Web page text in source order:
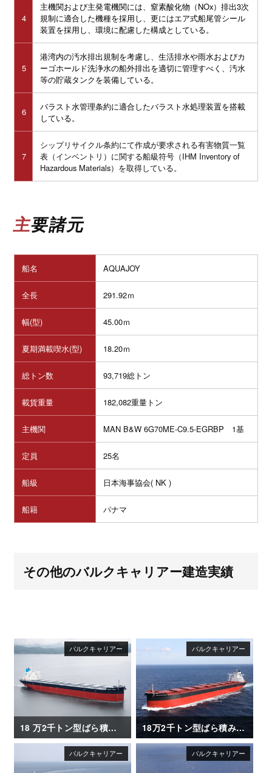
4
主機関および主発電機関には、窒素酸化物（NOx）排出3次
規制に適合した機種を採用し、更にはエア式船尾管シール
装置を採用し、環境に配慮した構成としている。
5
港湾内の汚水排出規制を考慮し、生活排水や雨水およびカ
ーゴホールド洗浄水の船外排出を適切に管理すべく、汚水
等の貯蔵タンクを装備している。
6
バラスト水管理条約に適合したバラスト水処理装置を搭載
している。
7
シップリサイクル条約にて作成が要求される有害物質一覧
表（インベントリ）に関する船級符号（IHM Inventory of
Hazardous Materials）を取得している。
主要諸元
船名 AQUAJOY
全長 291.92ｍ
幅(型) 45.00ｍ
夏期満載喫水(型) 18.20ｍ
総トン数 93,719総トン
載貨重量 182,082重量トン
主機関 MAN B&W 6G70ME-C9.5-EGRBP 1基
定員 25名
船級 日本海事協会( NK )
船籍 パナマ
その他のバルクキャリアー建造実績
18 万2千トン型ばら積み運搬船「VERITAS QUEEN」 18万2千トン型ばら積み運搬船「FRONTIER RINDO」